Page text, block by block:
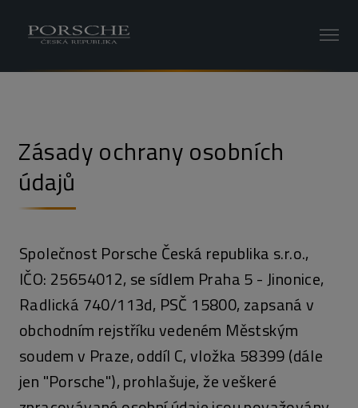
Zásady ochrany osobních
údajů
Společnost Porsche Česká republika s.r.o.,
IČO: 25654012, se sídlem Praha 5 - Jinonice,
Radlická 740/113d, PSČ 15800, zapsaná v
obchodním rejstříku vedeném Městským
soudem v Praze, oddíl C, vložka 58399 (dále
jen "Porsche"), prohlašuje, že veškeré